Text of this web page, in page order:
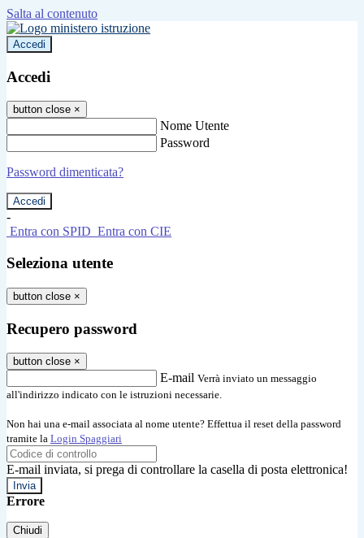
Salta al contenuto
Accedi
Accedi
button close ×
Nome Utente
Password
Password dimenticata?
-
Entra con SPID Entra con CIE
Seleziona utente
button close ×
Recupero password
button close ×
E-mail Verrà inviato un messaggio
all'indirizzo indicato con le istruzioni necessarie.
Non hai una e-mail associata al nome utente? Effettua il reset della password
tramite la Login Spaggiari
E-mail inviata, si prega di controllare la casella di posta elettronica!
Errore
Chiudi